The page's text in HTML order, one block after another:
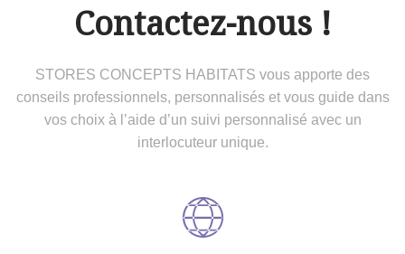
Contactez-nous !
STORES CONCEPTS HABITATS vous apporte des
conseils professionnels, personnalisés et vous guide dans
vos choix à l’aide d’un suivi personnalisé avec un
interlocuteur unique.